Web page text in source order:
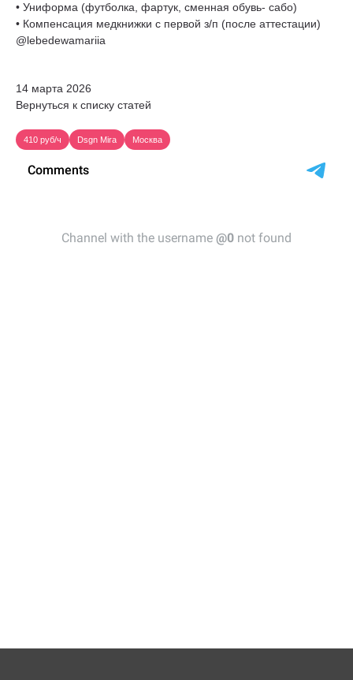
• Униформа (футболка, фартук, сменная обувь- сабо)
• Компенсация медкнижки с первой з/п (после аттестации)
@lebedewamariia
14 марта 2026
Вернуться к списку статей
410 руб/ч Dsgn Mira Москва